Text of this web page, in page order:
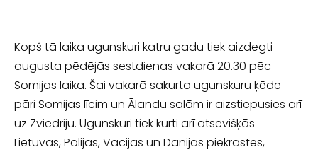
Kopš tā laika ugunskuri katru gadu tiek aizdegti
augusta pēdējās sestdienas vakarā 20.30 pēc
Somijas laika. Šai vakarā sakurto ugunskuru ķēde
pāri Somijas līcim un Ālandu salām ir aizstiepusies arī
uz Zviedriju. Ugunskuri tiek kurti arī atsevišķās
Lietuvas, Polijas, Vācijas un Dānijas piekrastēs,